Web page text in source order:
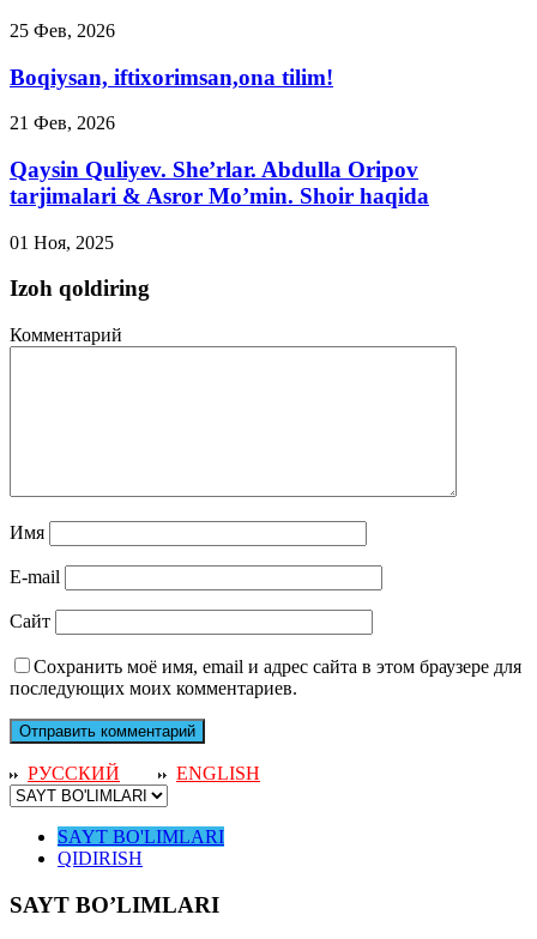
25 Фев, 2026
Boqiysan, iftixorimsan,ona tilim!
21 Фев, 2026
Qaysin Quliyev. She’rlar. Abdulla Oripov
tarjimalari & Asror Mo’min. Shoir haqida
01 Ноя, 2025
Izoh qoldiring
Комментарий
Имя
E-mail
Сайт
Сохранить моё имя, email и адрес сайта в этом браузере для
последующих моих комментариев.
РУССКИЙ ENGLISH
SAYT BO'LIMLARI
QIDIRISH
SAYT BO’LIMLARI